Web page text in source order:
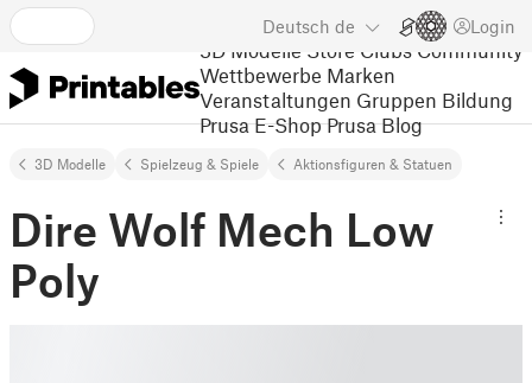
Deutsch de Login
3D Modelle Store Clubs Community
Wettbewerbe Marken
Veranstaltungen Gruppen Bildung
Prusa E-Shop Prusa Blog
3D Modelle Spielzeug & Spiele Aktionsfiguren & Statuen
Dire Wolf Mech Low
Poly